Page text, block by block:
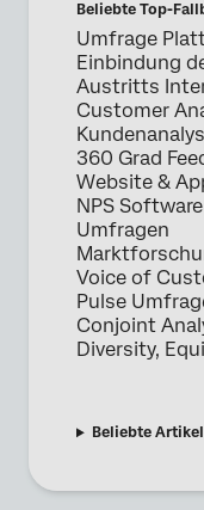
Beliebte Top-
Umfrage
Einbindung
Austritts
Customer
360 Grad
Website &
NPS Software
Umfragen
Voice of
Pulse
Conjoint
Diversity,
Beliebte Artikel